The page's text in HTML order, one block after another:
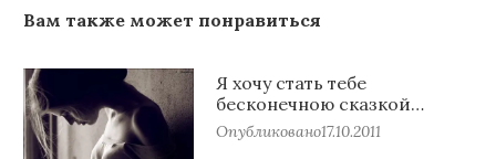
Вам также может понравиться
Я хочу стать тебе
бесконечною сказкой…
Опубликовано17.10.2011